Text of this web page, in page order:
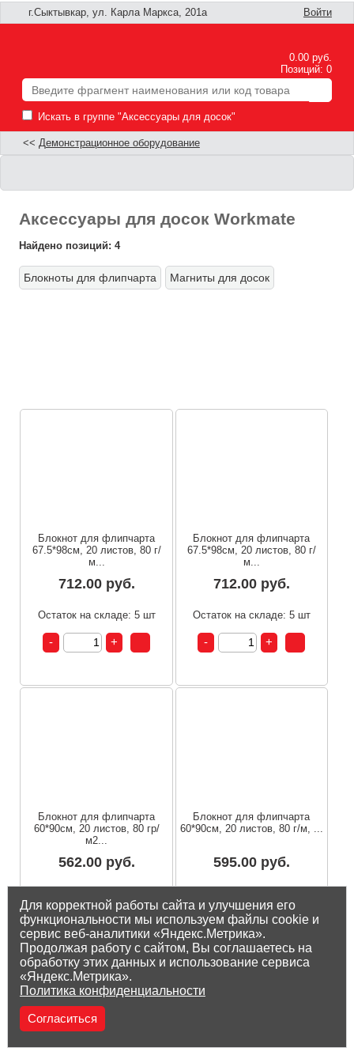
г.Сыктывкар, ул. Карла Маркса, 201а Войти
0.00 руб.
Позиций: 0
Искать в группе "Аксессуары для досок"
<< Демонстрационное оборудование
Аксессуары для досок Workmate
Найдено позиций: 4
Блокноты для флипчарта Магниты для досок
Блокнот для флипчарта
67.5*98см, 20 листов, 80 г/
м...
712.00 руб.
Остаток на складе: 5 шт
Блокнот для флипчарта
67.5*98см, 20 листов, 80 г/
м...
712.00 руб.
Остаток на складе: 5 шт
Блокнот для флипчарта
60*90см, 20 листов, 80 гр/
м2...
562.00 руб.
Блокнот для флипчарта
60*90см, 20 листов, 80 г/м, ...
595.00 руб.
Для корректной работы сайта и улучшения его
функциональности мы используем файлы cookie и
сервис веб-аналитики «Яндекс.Метрика».
Продолжая работу с сайтом, Вы соглашаетесь на
обработку этих данных и использование сервиса
«Яндекс.Метрика».
Политика конфиденциальности
Согласиться